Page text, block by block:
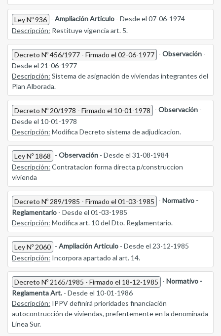
Ley Nº 936 - Ampliación Articulo - Desde el 07-06-1974
Descripción: Restituye vigencia art. 5.
Decreto Nº 456/1977 - Firmado el 02-06-1977 - Observación -
Desde el 21-06-1977
Descripción: Sistema de asignación de viviendas integrantes del
Plan Alborada.
Decreto Nº 20/1978 - Firmado el 10-01-1978 - Observación -
Desde el 10-01-1978
Descripción: Modifica Decreto sistema de adjudicacion.
Ley Nº 1868 - Observación - Desde el 31-08-1984
Descripción: Contratacion forma directa p/construccion
vivienda
Decreto Nº 289/1985 - Firmado el 01-03-1985 - Normativo -
Reglamentario - Desde el 01-03-1985
Descripción: Modifica art. 10 del Dto. Reglamentario.
Ley Nº 2060 - Ampliación Articulo - Desde el 23-12-1985
Descripción: Incorpora apartado al art. 14.
Decreto Nº 2165/1985 - Firmado el 18-12-1985 - Normativo -
Reglamenta Art. - Desde el 10-01-1986
Descripción: IPPV definirá prioridades financiación
autocontrucción de viviendas, prefentemente en la denominada
Línea Sur.